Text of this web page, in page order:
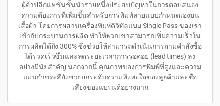
ผู้ค้าปลีกแฟชั่นชั้นนำรายหนึ่งประสบปัญหาในการตอบสนอง
ความต้องการที่เพิ่มขึ้นสำหรับการพิมพ์ลายแบบกำหนดเองบน
เสื้อผ้า โดยการผสานเครื่องพิมพ์ดิจิทัลแบบ Single Pass ของเรา
เข้ากับกระบวนการผลิต ทำให้พวกเขาสามารถเพิ่มความเร็วใน
การผลิตได้ถึง 300% ซึ่งช่วยให้สามารถดำเนินการตามคำสั่งซื้อ
ได้รวดเร็วขึ้นและลดระยะเวลาการรอคอย (lead times) ลง
อย่างมีนัยสำคัญ นอกจากนี้ คุณภาพของการพิมพ์ที่สูงและความ
แม่นยำของสียังช่วยยกระดับความพึงพอใจของลูกค้าและชื่อ
เสียงของแบรนด์อย่างมาก